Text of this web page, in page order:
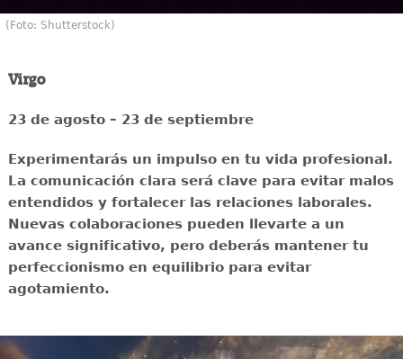
(Foto: Shutterstock)
Virgo
23 de agosto – 23 de septiembre
Experimentarás un impulso en tu vida profesional.
La comunicación clara será clave para evitar malos
entendidos y fortalecer las relaciones laborales.
Nuevas colaboraciones pueden llevarte a un
avance significativo, pero deberás mantener tu
perfeccionismo en equilibrio para evitar
agotamiento.